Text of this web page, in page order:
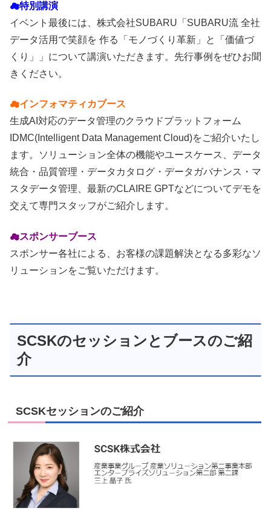
☁特別講演
イベント最後には、株式会社SUBARU「SUBARU流 全社
データ活用で笑顔を 作る「モノづくり革新」と「価値づ
くり」」について講演いただきます。先行事例をぜひお聞
きください。
☁インフォマティカブース
生成AI対応のデータ管理のクラウドプラットフォーム
IDMC(Intelligent Data Management Cloud)をご紹介いたし
ます。ソリューション全体の機能やユースケース、データ
統合・品質管理・データカタログ・データガバナンス・マ
スタデータ管理、最新のCLAIRE GPTなどについてデモを
交えて専門スタッフがご紹介します。
☁スポンサーブース
スポンサー各社による、お客様の課題解決となる多彩なソ
リューションをご覧いただけます。
SCSKのセッションとブースのご紹
介
SCSKセッションのご紹介